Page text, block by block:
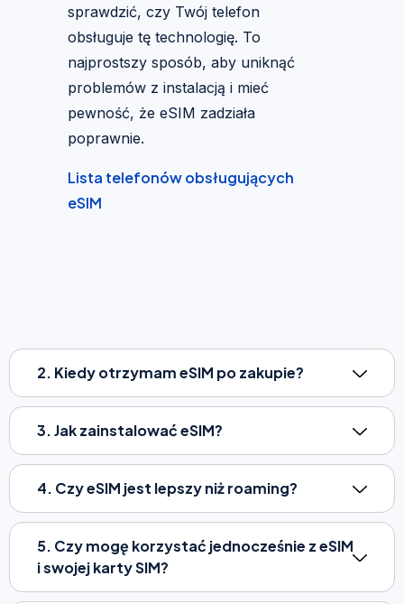
sprawdzić, czy Twój telefon
obsługuje tę technologię. To
najprostszy sposób, aby uniknąć
problemów z instalacją i mieć
pewność, że eSIM zadziała
poprawnie.
Lista telefonów obsługujących
eSIM
2. Kiedy otrzymam eSIM po zakupie?
3. Jak zainstalować eSIM?
4. Czy eSIM jest lepszy niż roaming?
5. Czy mogę korzystać jednocześnie z eSIM
i swojej karty SIM?